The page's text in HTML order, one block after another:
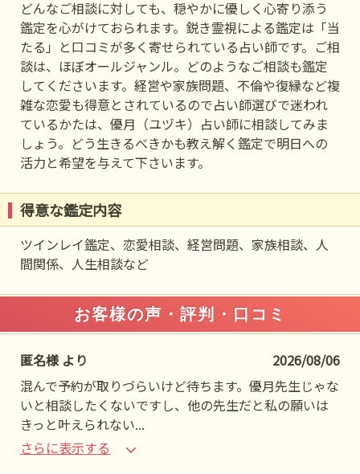
どんなご相談に対しても、穏やかに優しく心寄り添う
鑑定を心がけておられます。鋭き霊視による鑑定は「当
たる」と口コミが多く寄せられている占い師です。ご相
談は、ほぼオールジャンル。どのようなご相談も鑑定
してくださいます。経営や家族問題、不倫や復縁など複
雑な恋愛も得意とされているので占い師選びで迷われ
ているかたは、優月（ユヅキ）占い師に相談してみま
しょう。どう生きるべきかも教え解く鑑定で明日への
活力と希望を与えて下さいます。
得意な鑑定内容
ツインレイ鑑定、恋愛相談、経営問題、家族相談、人
間関係、人生相談など
お客様の声・評判・口コミ
匿名様 より
2026/08/06
混んで予約が取りづらいけど待ちます。優月先生じゃな
いと相談したくないですし、他の先生だと私の願いは
きっと叶えられない...
さらに表示する